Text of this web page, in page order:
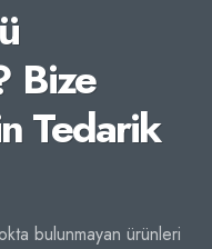
Bize
Tedarik
bulunmayan ürünleri